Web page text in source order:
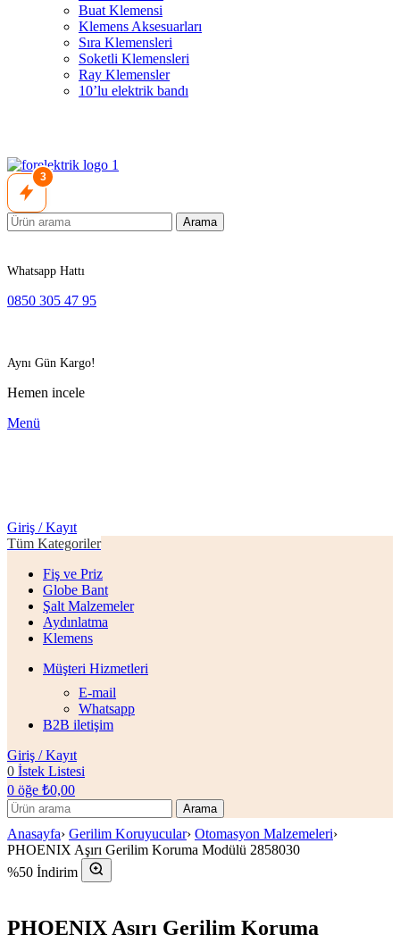
Buat Klemensi
Klemens Aksesuarları
Sıra Klemensleri
Soketli Klemensleri
Ray Klemensler
10’lu elektrik bandı
3
Arama
Whatsapp Hattı
0850 305 47 95
Aynı Gün Kargo!
Hemen incele
Menü
Giriş / Kayıt
Tüm Kategoriler
Fiş ve Priz
Globe Bant
Şalt Malzemeler
Aydınlatma
Klemens
Müşteri Hizmetleri
E-mail
Whatsapp
B2B iletişim
Giriş / Kayıt
0 İstek Listesi
0 öğe ₺0,00
Arama
Anasayfa› Gerilim Koruyucular› Otomasyon Malzemeleri›
PHOENIX Aşırı Gerilim Koruma Modülü 2858030
%50 İndirim
PHOENIX Aşırı Gerilim Koruma